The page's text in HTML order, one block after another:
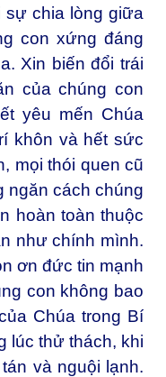
sự chia lòng giữa
con xứng đáng
Xin biến đổi trái
của chúng con
yêu mến Chúa
khôn và hết sức
mọi thói quen cũ
ngăn cách chúng
hoàn toàn thuộc
như chính mình.
ơn đức tin mạnh
con không bao
Chúa trong Bí
lúc thử thách, khi
và nguội lạnh.